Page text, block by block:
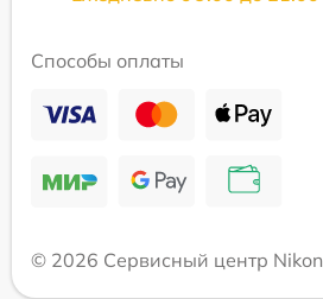
Способы оплаты
© 2026 Сервисный центр Nikon